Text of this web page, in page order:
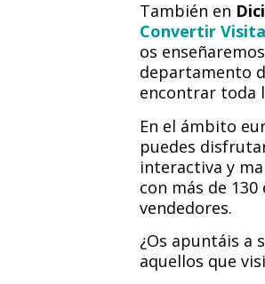
También en
Convertir
os
departamento
encontrar toda
En el ámbito
puedes
interactiva y
con más de
vendedores.
¿Os apuntáis a
aquellos que